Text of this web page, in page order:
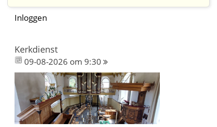
Inloggen
Kerkdienst
09-08-2026 om 9:30